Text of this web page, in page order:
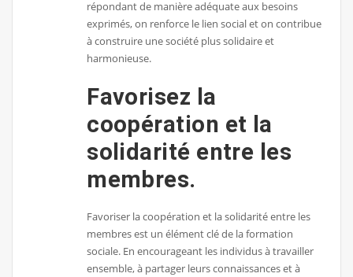
répondant de manière adéquate aux besoins
exprimés, on renforce le lien social et on contribue
à construire une société plus solidaire et
harmonieuse.
Favorisez la
coopération et la
solidarité entre les
membres.
Favoriser la coopération et la solidarité entre les
membres est un élément clé de la formation
sociale. En encourageant les individus à travailler
ensemble, à partager leurs connaissances et à